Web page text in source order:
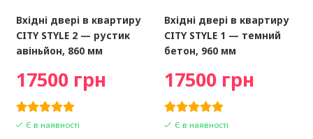
Вхідні двері в квартиру
CITY STYLE 2 — рустик
авіньйон, 860 мм
17500 грн
Є в наявності
Вхідні двері в квартиру
CITY STYLE 1 — темний
бетон, 960 мм
17500 грн
Є в наявності